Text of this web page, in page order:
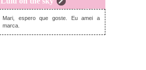
segunda-feira, novembro 07, 2022
Mari, espero que goste. Eu amei a
marca.